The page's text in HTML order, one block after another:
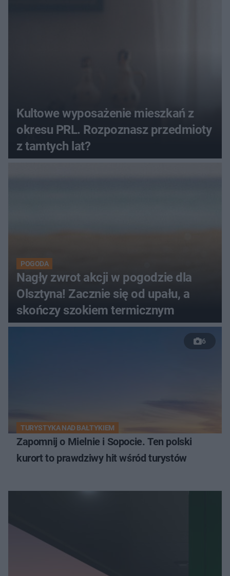
Kultowe wyposażenie mieszkań z
okresu PRL. Rozpoznasz przedmioty
z tamtych lat?
POGODA
Nagły zwrot akcji w pogodzie dla
Olsztyna! Zacznie się od upału, a
skończy szokiem termicznym
6
TURYSTYKA NAD BAŁTYKIEM
Zapomnij o Mielnie i Sopocie. Ten polski
kurort to prawdziwy hit wśród turystów